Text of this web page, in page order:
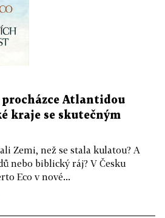
procházce Atlantidou
kraje se skutečným
Zemi, než se stala kulatou? A
nebo biblický ráj? V Česku
Eco v nové...